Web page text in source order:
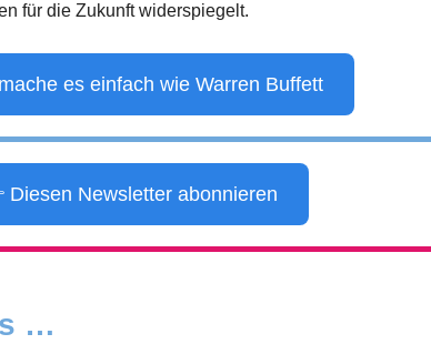
für die Zukunft widerspiegelt.
es einfach wie Warren Buffett
Diesen Newsletter abonnieren
…